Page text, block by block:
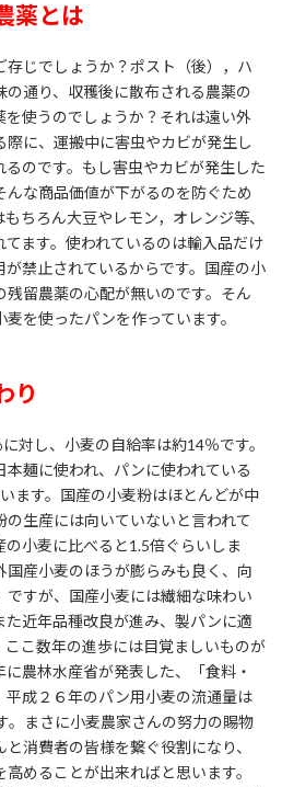
薬とは
存じでしょうか？ポスト（後），ハ
通り、収穫後に散布される農薬の
を使うのでしょうか？それは遠い外
に、運搬中に害虫やカビが発生し
のです。もし害虫やカビが発生した
んな商品価値が下がるのを防ぐため
ちろん大豆やレモン，オレンジ等、
ます。使われているのは輸入品だけ
禁止されているからです。国産の小
留農薬の心配が無いのです。そん
を使ったパンを作っています。
り
対し、小麦の自給率は約14％です。
麺に使われ、パンに使われている
ます。国産の小麦粉はほとんどが中
生産には向いていないと言われて
小麦に比べると1.5倍ぐらいしま
産小麦のほうが膨らみも良く、向
ですが、国産小麦には繊細な味わい
た近年品種改良が進み、製パンに適
ここ数年の進歩には目覚ましいものが
農林水産省が発表した、「食料・
平成２６年のパン用小麦の流通量は
。まさに小麦農家さんの努力の賜物
消費者の皆様を繋ぐ役割になり、
めることが出来ればと思います。